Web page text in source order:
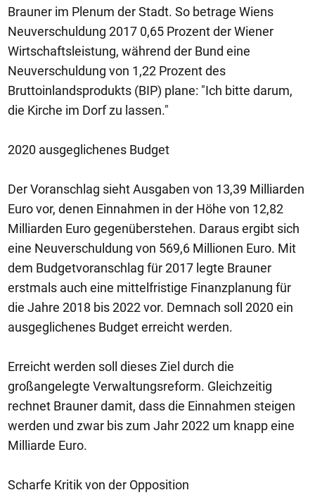
Brauner im Plenum der Stadt. So betrage Wiens
Neuverschuldung 2017 0,65 Prozent der Wiener
Wirtschaftsleistung, während der Bund eine
Neuverschuldung von 1,22 Prozent des
Bruttoinlandsprodukts (BIP) plane: "Ich bitte darum,
die Kirche im Dorf zu lassen."
2020 ausgeglichenes Budget
Der Voranschlag sieht Ausgaben von 13,39 Milliarden
Euro vor, denen Einnahmen in der Höhe von 12,82
Milliarden Euro gegenüberstehen. Daraus ergibt sich
eine Neuverschuldung von 569,6 Millionen Euro. Mit
dem Budgetvoranschlag für 2017 legte Brauner
erstmals auch eine mittelfristige Finanzplanung für
die Jahre 2018 bis 2022 vor. Demnach soll 2020 ein
ausgeglichenes Budget erreicht werden.
Erreicht werden soll dieses Ziel durch die
großangelegte Verwaltungsreform. Gleichzeitig
rechnet Brauner damit, dass die Einnahmen steigen
werden und zwar bis zum Jahr 2022 um knapp eine
Milliarde Euro.
Scharfe Kritik von der Opposition